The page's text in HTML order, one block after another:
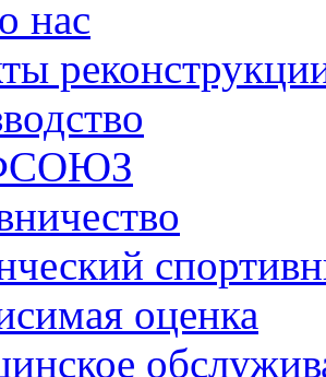
нас
оценка